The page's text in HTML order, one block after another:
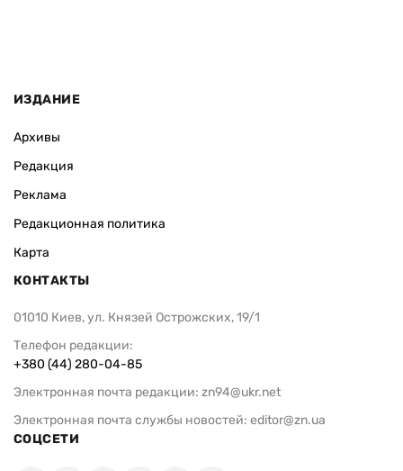
ИЗДАНИЕ
Архивы
Редакция
Реклама
Редакционная политика
Карта
КОНТАКТЫ
01010 Киев, ул. Князей Острожских, 19/1
Телефон редакции:
+380 (44) 280-04-85
Электронная почта редакции: zn94@ukr.net
Электронная почта службы новостей: editor@zn.ua
СОЦСЕТИ